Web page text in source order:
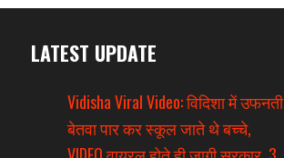
LATEST UPDATE
Vidisha Viral Video: विदिशा में उफनती
बेतवा पार कर स्कूल जाते थे बच्चे,